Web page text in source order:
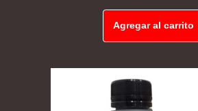
Agregar al carrito